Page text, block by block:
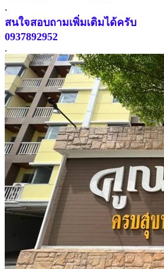
.
สนใจสอบถามเพิ่มเติมได้ครับ
0937892952
.